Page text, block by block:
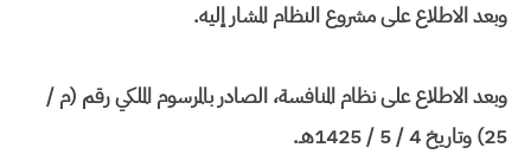
وبعد الاطلاع على مشروع النظام المشار إليه.
وبعد الاطلاع على نظام المنافسة، الصادر بالمرسوم الملكي رقم (م /
25) وتاريخ 4 / 5 / 1425هـ.